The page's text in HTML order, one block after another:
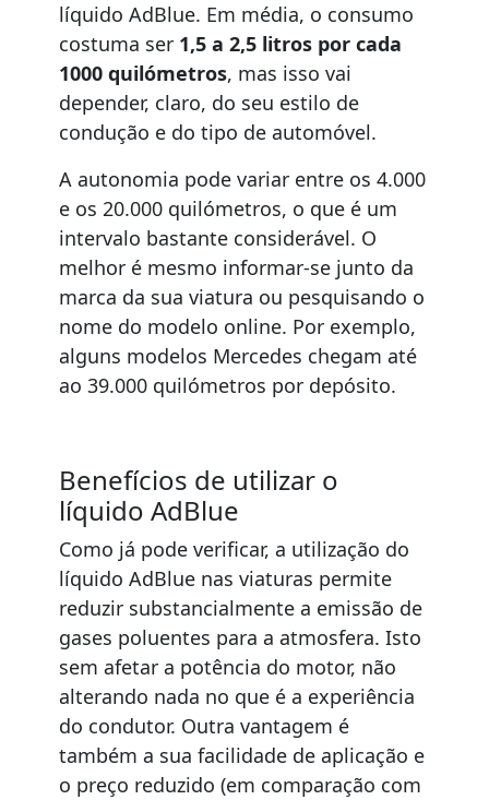
líquido AdBlue. Em média, o consumo
costuma ser 1,5 a 2,5 litros por cada
1000 quilómetros, mas isso vai
depender, claro, do seu estilo de
condução e do tipo de automóvel.
A autonomia pode variar entre os 4.000
e os 20.000 quilómetros, o que é um
intervalo bastante considerável. O
melhor é mesmo informar-se junto da
marca da sua viatura ou pesquisando o
nome do modelo online. Por exemplo,
alguns modelos Mercedes chegam até
ao 39.000 quilómetros por depósito.
Benefícios de utilizar o
líquido AdBlue
Como já pode verificar, a utilização do
líquido AdBlue nas viaturas permite
reduzir substancialmente a emissão de
gases poluentes para a atmosfera. Isto
sem afetar a potência do motor, não
alterando nada no que é a experiência
do condutor. Outra vantagem é
também a sua facilidade de aplicação e
o preço reduzido (em comparação com